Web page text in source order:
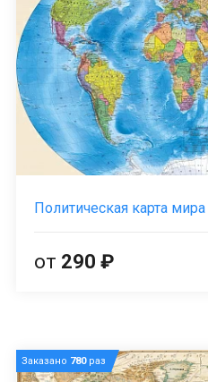
Политическая карта
от 290 ₽
Заказано 780раз